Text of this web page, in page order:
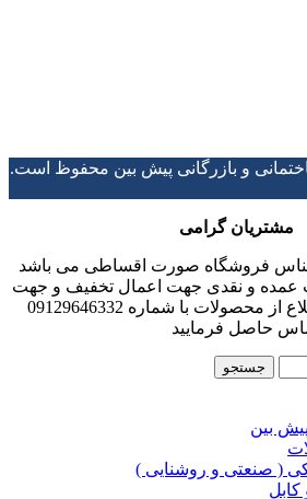
و بازرگانی پیش بین محفوظ است.
مشتریان گرامی
فروشگاه صورت اقساطی می باشد
و نقدی جهت اعمال تخفیف و جهت
استعلام موجودی و اطلاع از محصولات با شماره 09129646332
حاصل فرمایید
جستجو
بین
( صنعتی و روشنایی )